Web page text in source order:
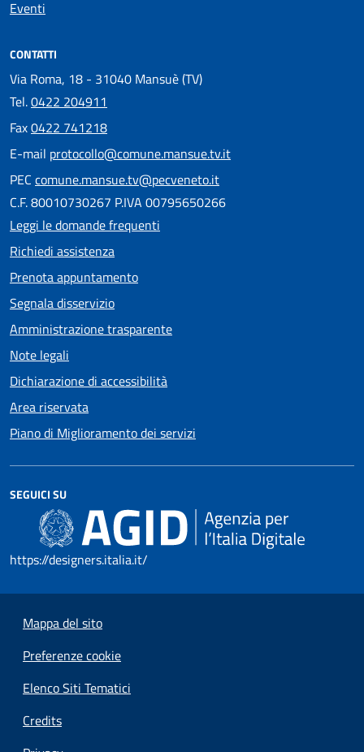
Eventi
CONTATTI
Via Roma, 18 - 31040 Mansuè (TV)
Tel.0422 204911
Fax0422 741218
E-mail protocollo@comune.mansue.tv.it
PEC comune.mansue.tv@pecveneto.it
C.F. 80010730267 P.IVA 00795650266
Leggi le domande frequenti
Richiedi assistenza
Prenota appuntamento
Segnala disservizio
Amministrazione trasparente
Note legali
Dichiarazione di accessibilità
Area riservata
Piano di Miglioramento dei servizi
SEGUICI SU
https://designers.italia.it/
Mappa del sito
Preferenze cookie
Elenco Siti Tematici
Credits